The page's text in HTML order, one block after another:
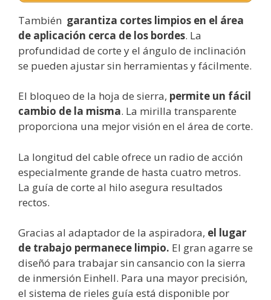
También garantiza cortes limpios en el área
de aplicación cerca de los bordes. La
profundidad de corte y el ángulo de inclinación
se pueden ajustar sin herramientas y fácilmente.
El bloqueo de la hoja de sierra, permite un fácil
cambio de la misma. La mirilla transparente
proporciona una mejor visión en el área de corte.
La longitud del cable ofrece un radio de acción
especialmente grande de hasta cuatro metros.
La guía de corte al hilo asegura resultados
rectos.
Gracias al adaptador de la aspiradora, el lugar
de trabajo permanece limpio. El gran agarre se
diseñó para trabajar sin cansancio con la sierra
de inmersión Einhell. Para una mayor precisión,
el sistema de rieles guía está disponible por